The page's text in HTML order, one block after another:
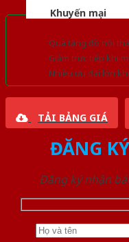
Khuyến mại
Quà tặng đồ nội
Giảm trực tiếp khi
Nhiều ưu đãi lớn
TẢI BẢNG GIÁ
ĐĂNG
Đăng ký nhận